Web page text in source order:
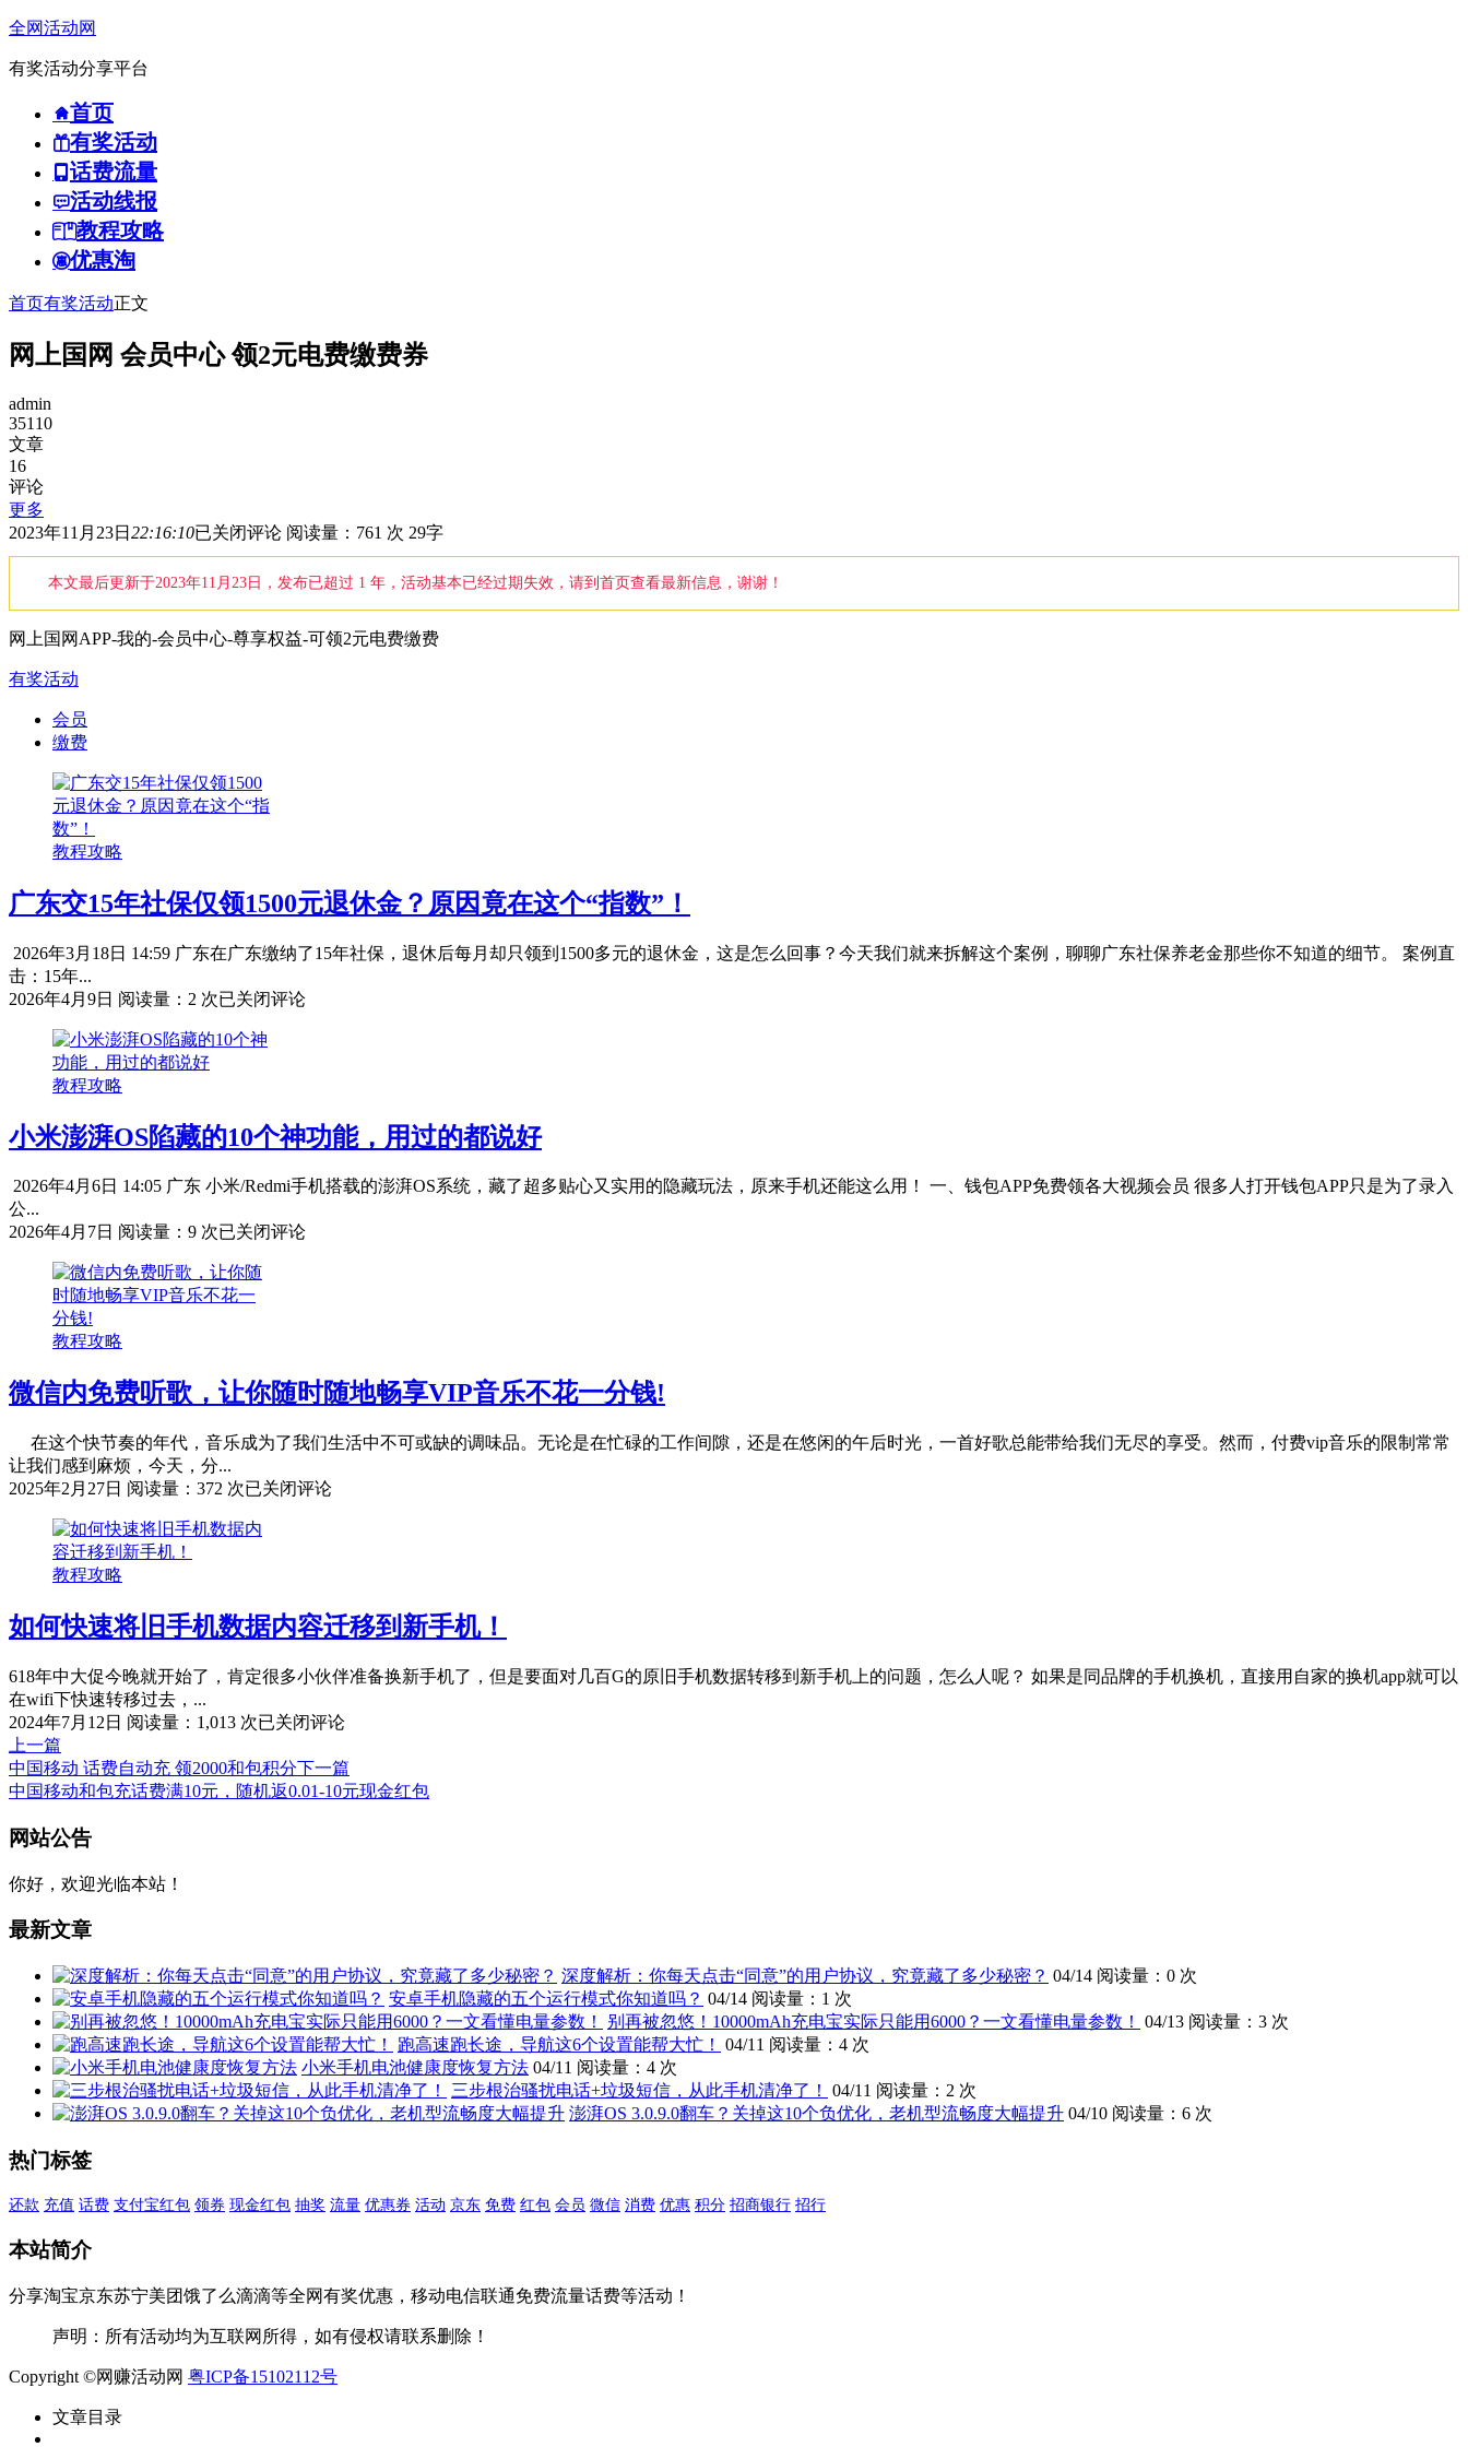
全网活动网
有奖活动分享平台
首页
有奖活动
话费流量
活动线报
教程攻略
优惠淘
首页有奖活动正文
网上国网 会员中心 领2元电费缴费券
admin
35110
文章
16
评论
更多
2023年11月23日 22:16:10网
上
国
员
电
费
已关闭评论 阅读量：761 次 29字
本文最后更新于2023年11月23日，发布已超过 1 年，活动基本已经过期失效，请到首页查看最新信息，谢谢！
网上国网APP-我的-会员中心-尊享权益-可领2元电费缴费
有奖活动
会员
缴费
教程攻略
广东交15年社保仅领1500元退休金？原因竟在这个“指数”！
2026年3月18日 14:59 广东在广东缴纳了15年社保，退休后每月却只领到1500多元的退休金，这是怎么回事？今天我们就来拆解这个案例，聊聊广东社保养老金那些你不知道的细节。 案例直
击：15年...
2026年4月9日 阅读量：2 次广
交
保
仅
领
1500
元
退
休
金？
在
这
“指
数”！
已关闭评论
教程攻略
小米澎湃OS陷藏的10个神功能，用过的都说好
2026年4月6日 14:05 广东 小米/Redmi手机搭载的澎湃OS系统，藏了超多贴心又实用的隐藏玩法，原来手机还能这么用！ 一、钱包APP免费领各大视频会员 很多人打开钱包APP只是为了录入
公...
2026年4月7日 阅读量：9 次小
澎
湃
的
10
个
神
功
能，
用
说
好
已关闭评论
教程攻略
微信内免费听歌，让你随时随地畅享VIP音乐不花一分钱!
在这个快节奏的年代，音乐成为了我们生活中不可或缺的调味品。无论是在忙碌的工作间隙，还是在悠闲的午后时光，一首好歌总能带给我们无尽的享受。然而，付费vip音乐的限制常常
让我们感到麻烦，今天，分...
2025年2月27日 阅读量：372 次微
内
歌，
你
时
地
畅
分
钱!
已关闭评论
教程攻略
如何快速将旧手机数据内容迁移到新手机！
618年中大促今晚就开始了，肯定很多小伙伴准备换新手机了，但是要面对几百G的原旧手机数据转移到新手机上的问题，怎么人呢？ 如果是同品牌的手机换机，直接用自家的换机app就可以
在wifi下快速转移过去，...
2024年7月12日 阅读量：1,013 次如
快
速
容
迁
移
到
新
手
机！
已关闭评论
上一篇
中国移动 话费自动充 领2000和包积分下一篇
中国移动和包充话费满10元，随机返0.01-10元现金红包
章
导
航
网站公告
你好，欢迎光临本站！
最新文章
深度解析：你每天点击“同意”的用户协议，究竟藏了多少秘密？ 04/14 阅读量：0 次
安卓手机隐藏的五个运行模式你知道吗？ 04/14 阅读量：1 次
别再被忽悠！10000mAh充电宝实际只能用6000？一文看懂电量参数！
04/13 阅读量：3 次
跑高速跑长途，导航这6个设置能帮大忙！
04/11 阅读量：4 次
小米手机电池健康度恢复方法 04/11 阅读量：4 次
三步根治骚扰电话+垃圾短信，从此手机清净了！
04/11 阅读量：2 次
澎湃OS 3.0.9.0翻车？关掉这10个负优化，老机型流畅度大幅提升 04/10 阅读量：6 次
热门标签
还款 充值 话费 支付宝红包 领券 现金红包 抽奖 流量 优惠券 活动 京东 免费 红包 会员 微信 消费 优惠 积分 招商银行 招行
本站简介
分享淘宝京东苏宁美团饿了么滴滴等全网有奖优惠，移动电信联通免费流量话费等活动！
声明：所有活动均为互联网所得，如有侵权请联系删除！
Copyright ©网赚活动网 粤ICP备15102112号
文章目录